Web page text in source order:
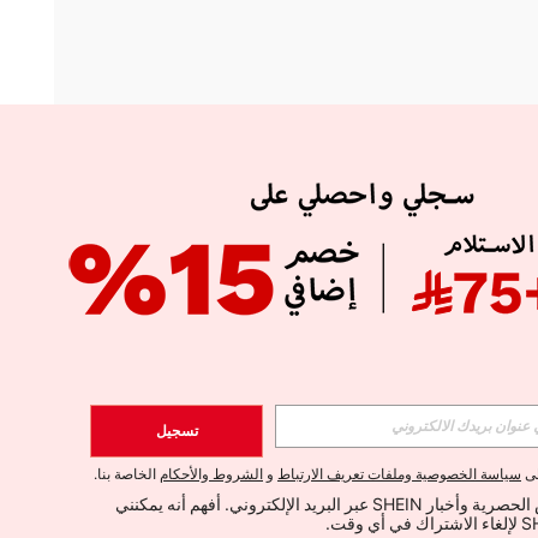
APP
الإشتراك
اشتراك
تسجيل
سياسة الخصوصية وملفات تعريف الارتباط و الشروط والأحكام الخاصة بنا.
أود تلقي العروض الحصرية وأخبار SHEIN عبر البريد الإلكتروني. أفهم أنه يمكنني